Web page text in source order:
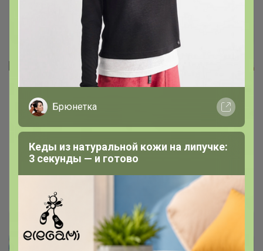
Качественное термобелье из
турецкой вискозы
Супер отзывы!
ЛЕНУSЯ
Брюнетка
Кеды из натуральной кожи на липучке:
3 секунды — и готово